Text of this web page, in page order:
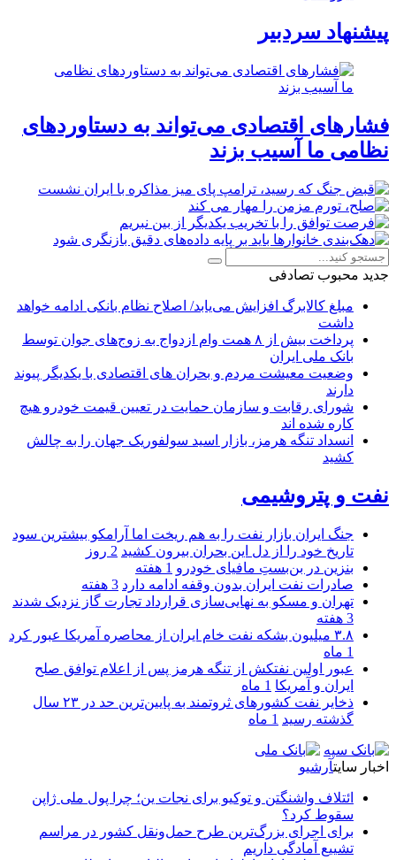
پیشنهاد سردبیر
فشارهای اقتصادی می‌تواند به دستاوردهای
نظامی ما آسیب بزند
جدید محبوب تصادفی
مبلغ کالابرگ افزایش می‌یابد/ اصلاح نظام بانکی ادامه خواهد
داشت
پرداخت بیش از ۸ همت وام ازدواج به زوج‌های جوان توسط
بانک ملی ایران
وضعیت معیشت مردم و بحران های اقتصادی با یکدیگر پیوند
دارند
شورای رقابت و سازمان حمایت در تعیین قیمت خودرو هیچ
کاره شده اند
انسداد تنگه هرمز، بازار اسید سولفوریک جهان را به چالش
کشید
نفت و پتروشیمی
جنگ ایران بازار نفت را به هم ریخت اما آرامکو بیشترین سود
تاریخ خود را از دل این بحران بیرون کشید 2 روز
بنزین در بن‌بستِ مافیای خودرو 1 هفته
صادرات نفت ایران بدون وقفه ادامه دارد 3 هفته
تهران و مسکو به نهایی‌سازی قرارداد تجارت گاز نزدیک شدند
3 هفته
۳.۸ میلیون بشکه نفت خام ایران از محاصره آمریکا عبور کرد
1 ماه
عبور اولین نفتکش از تنگه هرمز پس از اعلام توافق صلح
ایران و آمریکا 1 ماه
ذخایر نفت کشورهای ثروتمند به پایین‌ترین حد در ۲۳ سال
گذشته رسید 1 ماه
اخبار سایتآرشیو
ائتلاف واشنگتن و توکیو برای نجات ین؛ چرا پول ملی ژاپن
سقوط کرد؟
برای اجرای بزرگ‌ترین طرح حمل‌ونقل کشور در مراسم
تشییع آمادگی داریم